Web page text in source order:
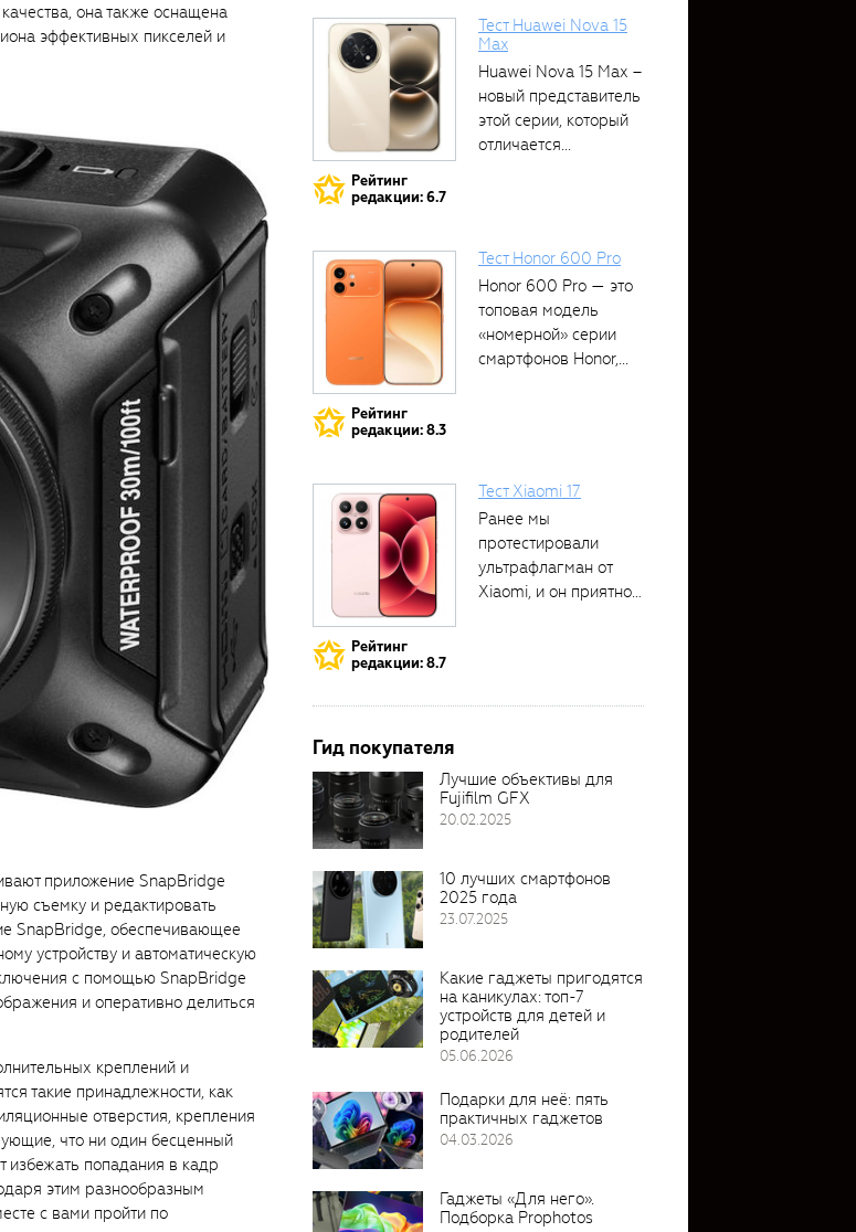
она также оснащена
эффективных пикселей и
приложение SnapBridge
съемку и редактировать
SnapBridge, обеспечивающее
устройству и автоматическую
с помощью SnapBridge
и оперативно делиться
креплений и
такие принадлежности, как
отверстия, крепления
что ни один бесценный
избежать попадания в кадр
этим разнообразным
с вами пройти по
Рейтинг
редакции: 6.7
Тест Huawei Nova 15
Max
Huawei Nova 15 Max –
новый представитель
этой серии, который
отличается...
Рейтинг
редакции: 8.3
Тест Honor 600 Pro
Honor 600 Pro — это
топовая модель
«номерной» серии
смартфонов Honor,...
Рейтинг
редакции: 8.7
Тест Xiaomi 17
Ранее мы
протестировали
ультрафлагман от
Xiaomi, и он приятно
Гид покупателя
Лучшие объективы для
Fujifilm GFX
20.02.2025
10 лучших смартфонов
2025 года
23.07.2025
Какие гаджеты пригодятся
на каникулах: топ-7
устройств для детей и
родителей
05.06.2026
Подарки для неё: пять
практичных гаджетов
04.03.2026
Гаджеты «Для него».
Подборка Prophotos